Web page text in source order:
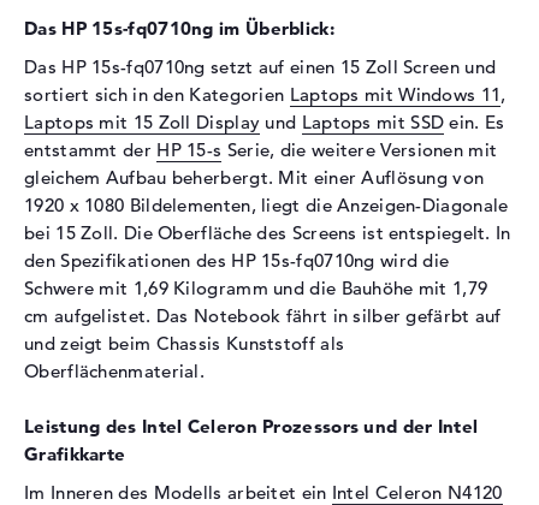
Display
Display-Typ
15,6" TFT
Max. Auflösung
1920 x 1080
Auflösungstyp
Full-HD
Besonderheiten
Display, entspiegelt, LED-
Hintergrundbeleuchtung, IPS
Panel, 45% NTSC
Kartenleser
Unterstützte Flash-
Speicherkarten
SD-Kartenleser für Medien
verschiedener Formate
Audio
Webcam
Sensorauflösung
0,9 MP
Das HP 15s-fq0710ng im Überblick:
Das HP 15s-fq0710ng setzt auf einen 15 Zoll Screen und
sortiert sich in den Kategorien Laptops mit Windows 11,
Laptops mit 15 Zoll Display und Laptops mit SSD ein. Es
entstammt der HP 15-s Serie, die weitere Versionen mit
gleichem Aufbau beherbergt. Mit einer Auflösung von
1920 x 1080 Bildelementen, liegt die Anzeigen-Diagonale
bei 15 Zoll. Die Oberfläche des Screens ist entspiegelt. In
den Spezifikationen des HP 15s-fq0710ng wird die
Schwere mit 1,69 Kilogramm und die Bauhöhe mit 1,79
cm aufgelistet. Das Notebook fährt in silber gefärbt auf
und zeigt beim Chassis Kunststoff als
Oberflächenmaterial.
Leistung des Intel Celeron Prozessors und der Intel
Grafikkarte
Im Inneren des Modells arbeitet ein Intel Celeron N4120